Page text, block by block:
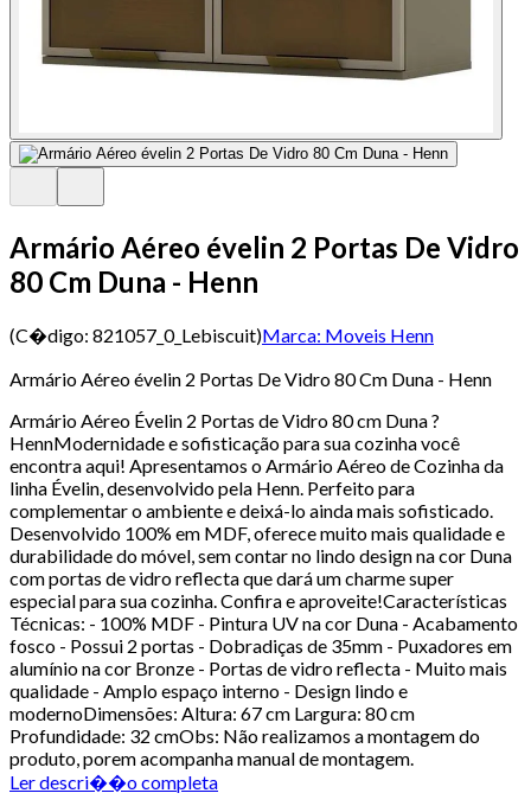
Armário Aéreo évelin 2 Portas De Vidro
80 Cm Duna - Henn
(C�digo: 821057_0_Lebiscuit)Marca: Moveis Henn
Armário Aéreo évelin 2 Portas De Vidro 80 Cm Duna - Henn
Armário Aéreo Évelin 2 Portas de Vidro 80 cm Duna ?
HennModernidade e sofisticação para sua cozinha você
encontra aqui! Apresentamos o Armário Aéreo de Cozinha da
linha Évelin, desenvolvido pela Henn. Perfeito para
complementar o ambiente e deixá-lo ainda mais sofisticado.
Desenvolvido 100% em MDF, oferece muito mais qualidade e
durabilidade do móvel, sem contar no lindo design na cor Duna
com portas de vidro reflecta que dará um charme super
especial para sua cozinha. Confira e aproveite!Características
Técnicas: - 100% MDF - Pintura UV na cor Duna - Acabamento
fosco - Possui 2 portas - Dobradiças de 35mm - Puxadores em
alumínio na cor Bronze - Portas de vidro reflecta - Muito mais
qualidade - Amplo espaço interno - Design lindo e
modernoDimensões: Altura: 67 cm Largura: 80 cm
Profundidade: 32 cmObs: Não realizamos a montagem do
produto, porem acompanha manual de montagem.
Ler descri��o completa